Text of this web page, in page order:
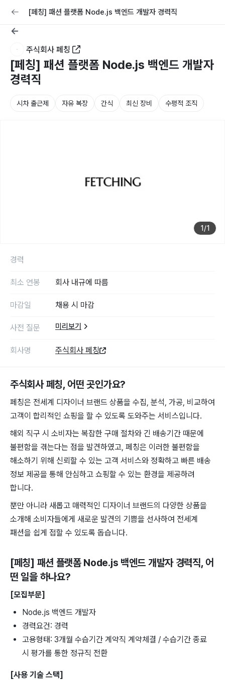
교육 커리어 채용공고 올리기
[페칭] 패션 플랫폼 Node.js 백엔드 개발자 경력직
주식회사 페칭
[페칭] 패션 플랫폼 Node.js 백엔드 개발자
경력직
시차 출근제 자유 복장 간식 최신 장비 수평적 조직
1 /1
주식회사 페칭, 어떤 곳인가요?
페칭은 전세계 디자이너 브랜드 상품을 수집, 분석, 가공, 비교하여
고객이 합리적인 쇼핑을 할 수 있도록 도와주는 서비스입니다.
해외 직구 시 소비자는 복잡한 구매 절차와 긴 배송기간 때문에
불편함을 겪는다는 점을 발견하였고, 페칭은 이러한 불편함을
해소하기 위해 신뢰할 수 있는 고객 서비스와 정확하고 빠른 배송
정보 제공을 통해 안심하고 쇼핑할 수 있는 환경을 제공하려
합니다.
뿐만 아니라 새롭고 매력적인 디자이너 브랜드의 다양한 상품을
소개해 소비자들에게 새로운 발견의 기쁨을 선사하여 전세계
패션을 쉽게 접할 수 있도록 돕습니다.
[페칭] 패션 플랫폼 Node.js 백엔드 개발자 경력직, 어
떤 일을 하나요?
[모집부문]
Node.js 백엔드 개발자
경력요건: 경력
고용형태: 3개월 수습기간 계약직 계약체결 / 수습기간 종료
시 평가를 통한 정규직 전환
[사용 기술 스택]
경력
최소 연봉 회사 내규에 따름
마감일 채용 시 마감
사전 질문 미리보기
회사명 주식회사 페칭